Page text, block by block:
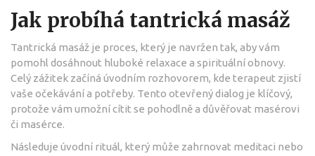
Jak probíhá tantrická masáž
Tantrická masáž je proces, který je navržen tak, aby vám
pomohl dosáhnout hluboké relaxace a spirituální obnovy.
Celý zážitek začíná úvodním rozhovorem, kde terapeut zjistí
vaše očekávání a potřeby. Tento otevřený dialog je klíčový,
protože vám umožní cítit se pohodlně a důvěřovat masérovi
či masérce.
Následuje úvodní rituál, který může zahrnovat meditaci nebo